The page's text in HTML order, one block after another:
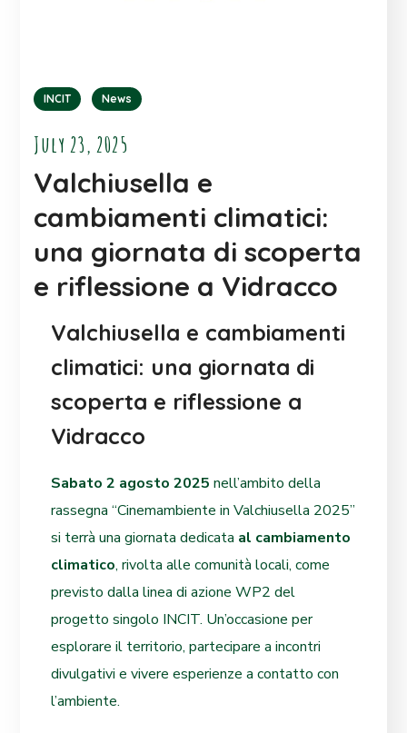
INCIT News
July 23, 2025
Valchiusella e
cambiamenti climatici:
una giornata di scoperta
e riflessione a Vidracco
Valchiusella e cambiamenti
climatici: una giornata di
scoperta e riflessione a
Vidracco
Sabato 2 agosto 2025 nell’ambito della
rassegna “Cinemambiente in Valchiusella 2025”
si terrà una giornata dedicata al cambiamento
climatico, rivolta alle comunità locali, come
previsto dalla linea di azione WP2 del
progetto singolo INCIT. Un’occasione per
esplorare il territorio, partecipare a incontri
divulgativi e vivere esperienze a contatto con
l’ambiente.